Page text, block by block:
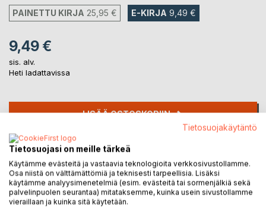
PAINETTU KIRJA 25,95 € E-KIRJA 9,49 €
9,49 €
sis. alv.
Heti ladattavissa
LISÄÄ OSTOSKORIIN
Lisää muistilistalle
Arvostele tuote
Tietosuojakäytäntö
Tietosuojasi on meille tärkeä
Käytämme evästeitä ja vastaavia teknologioita verkkosivustollamme.
Osa niistä on välttämättömiä ja teknisesti tarpeellisia. Lisäksi
käytämme analyysimenetelmiä (esim. evästeitä tai sormenjälkiä sekä
palvelinpuolen seurantaa) mitataksemme, kuinka usein sivustollamme
vieraillaan ja kuinka sitä käytetään.